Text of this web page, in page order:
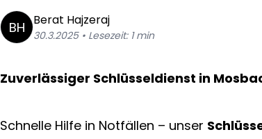
BH Berat Hajzeraj
30.3.2025• Lesezeit: 1min
Zuverlässiger Schlüsseldienst in
Schnelle Hilfe in Notfällen – unser